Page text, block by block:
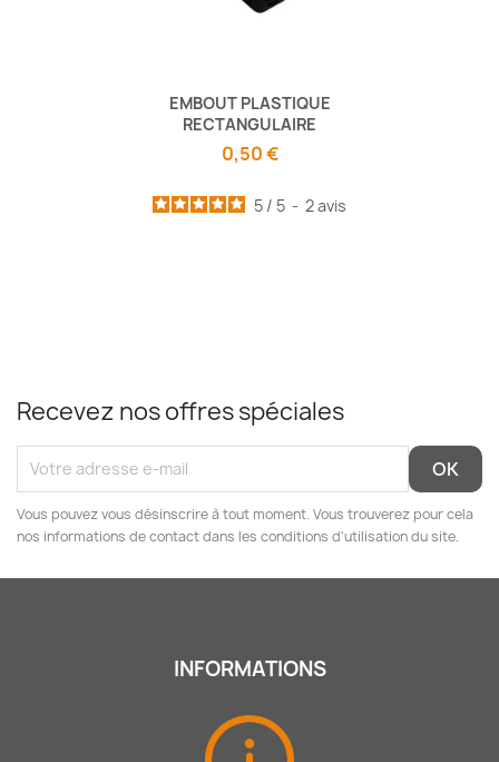
EMBOUT PLASTIQUE
RECTANGULAIRE
0,50 €
5 / 5 - 2avis
Recevez nos offres spéciales
Vous pouvez vous désinscrire à tout moment. Vous trouverez pour cela
nos informations de contact dans les conditions d'utilisation du site.
INFORMATIONS